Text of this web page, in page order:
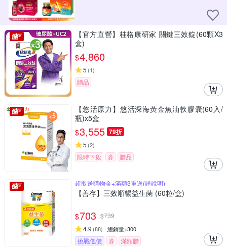
【官方直營】桂格康研家 關鍵三效錠(60顆X3
盒)
$4,860
5 (1)
贈品
【悠活原力】悠活深海黃金魚油軟膠囊(60入/
瓶)x5盒
$3,555 79折
5 (2)
限時下殺 券 贈品
超取送購物金+滿額3重送(詳說明)
【善存】三效順暢益生菌 (60粒/盒)
$703 $739
4.9 (88) 總銷量>300
挑戰低價 券
滿額贈